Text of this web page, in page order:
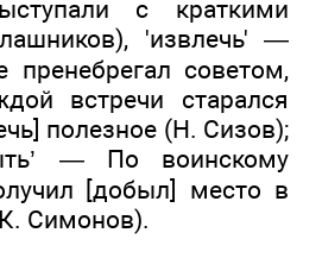
с краткими
'извлечь' —
пренебрегал советом,
встречи старался
полезное (Н. Сизов);
— По воинскому
[добыл] место в
Симонов).